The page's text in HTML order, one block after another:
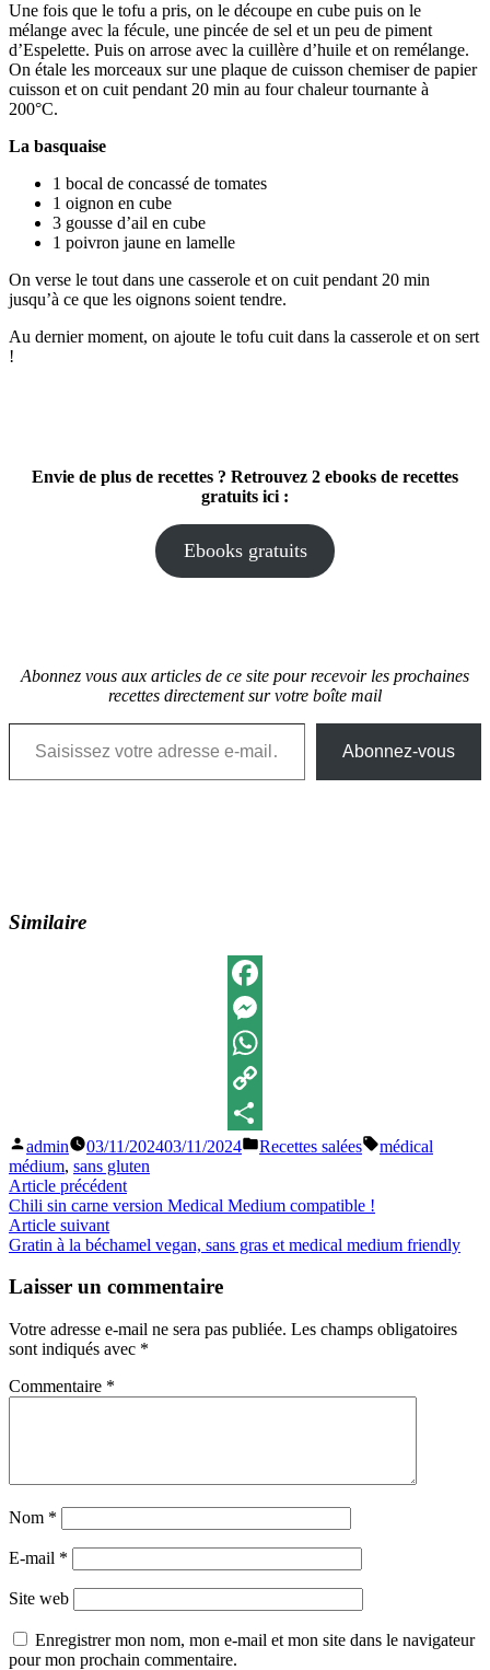
Une fois que le tofu a pris, on le découpe en cube puis on le
mélange avec la fécule, une pincée de sel et un peu de piment
d’Espelette. Puis on arrose avec la cuillère d’huile et on remélange.
On étale les morceaux sur une plaque de cuisson chemiser de papier
cuisson et on cuit pendant 20 min au four chaleur tournante à
200°C.
La basquaise
1 bocal de concassé de tomates
1 oignon en cube
3 gousse d’ail en cube
1 poivron jaune en lamelle
On verse le tout dans une casserole et on cuit pendant 20 min
jusqu’à ce que les oignons soient tendre.
Au dernier moment, on ajoute le tofu cuit dans la casserole et on sert
!
Envie de plus de recettes ? Retrouvez 2 ebooks de recettes
gratuits ici :
Ebooks gratuits
Abonnez vous aux articles de ce site pour recevoir les prochaines
recettes directement sur votre boîte mail
Saisissez votre adresse e-mail…
Abonnez-vous
Similaire
Facebook
Messenger
WhatsApp
Copy
Link
Partager
Publié
par
admin 03/11/202403/11/2024
Publié
Recettes salées Étiquettes :
médical
médium, sans gluten
Navigation
de
l’article
Article précédentArticle
précédent :
Chili sin carne version Medical Medium compatible !
Article suivantArticle
suivant
Gratin à la béchamel vegan, sans gras et medical medium friendly
Laisser un commentaire
Votre adresse e-mail ne sera pas publiée. Les champs obligatoires
sont indiqués avec *
Commentaire *
Nom *
E-mail *
Site web
Enregistrer mon nom, mon e-mail et mon site dans le navigateur
pour mon prochain commentaire.